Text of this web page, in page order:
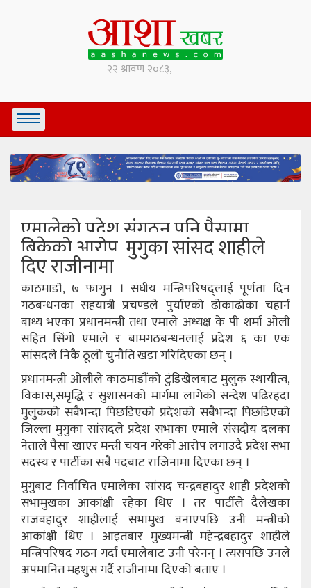
एमालेको प्रदेश संगठन पनि पैसामा
बिकेको आरोप, मुगुका सांसद शाहीले
दिए राजीनामा
काठमाडौं, ७ फागुन । संघीय मन्त्रिपरिषद्लाई पूर्णता दिन
गठबन्धनका सहयात्री प्रचण्डले पुर्याएको ढोकाढोका चहार्न
बाध्य भएका प्रधानमन्त्री तथा एमाले अध्यक्ष के पी शर्मा ओली
सहित सिंगो एमाले र बामगठबन्धनलाई प्रदेश ६ का एक
सांसदले निकै ठूलो चुनौति खडा गरिदिएका छन् ।
प्रधानमन्त्री ओलीले काठमाडौंको टुंडिखेलबाट मुलुक स्थायीत्व,
विकास,समृद्धि र सुशासनको मार्गमा लागेको सन्देश पढिरहदा
मुलुकको सबैभन्दा पिछडिएको प्रदेशको सबैभन्दा पिछडिएको
जिल्ला मुगुका सांसदले प्रदेश सभाका एमाले संसदीय दलका
नेताले पैसा खाएर मन्त्री चयन गरेको आरोप लगाउदै प्रदेश सभा
सदस्य र पार्टीका सबै पदबाट राजिनामा दिएका छन् ।
मुगुबाट निर्वाचित एमालेका सांसद चन्द्रबहादुर शाही प्रदेशको
सभामुखका आकांक्षी रहेका थिए । तर पार्टीले दैलेखका
राजबहादुर शाहीलाई सभामुख बनाएपछि उनी मन्त्रीको
आकांक्षी थिए । आइतबार मुख्यमन्त्री महेन्द्रबहादुर शाहीले
मन्त्रिपरिषद गठन गर्दा एमालेबाट उनी परेनन् । त्यसपछि उनले
अपमानित महशुस गर्दै राजीनामा दिएको बताए ।